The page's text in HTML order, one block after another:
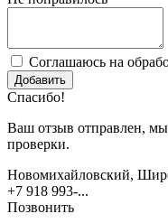
Соглашаюсь на
Спасибо!
Ваш отзыв отправлен,
проверки.
Новомихайловский,
+7 918 993-...
Позвонить